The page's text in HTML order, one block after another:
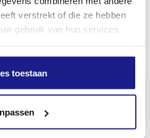
verstrekt of die ze hebben
gebruik van hun services.
toestaan